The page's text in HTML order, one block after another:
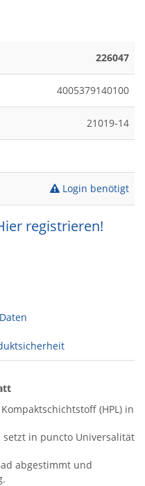
226047
4005379140100
21019-14
Login benötigt
registrieren!
(HPL) in
setzt in puncto Universalität
abgestimmt und